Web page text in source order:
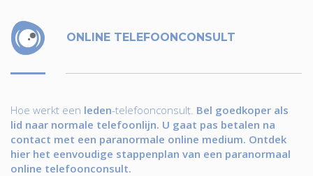
ONLINE TELEFOONCONSULT
Hoe werkt een leden-telefoonconsult. Bel goedkoper als
lid naar normale telefoonlijn. U gaat pas betalen na
contact met een paranormale online medium. Ontdek
hier het eenvoudige stappenplan van een paranormaal
online telefoonconsult.